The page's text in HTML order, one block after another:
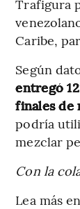
Trafigura
Caribe,
Según
entregó
finales de
podría
mezclar
Con la
Lea más